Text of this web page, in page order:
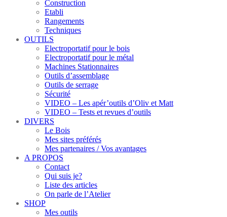
Construction
Etabli
Rangements
Techniques
OUTILS
Electroportatif pour le bois
Electroportatif pour le métal
Machines Stationnaires
Outils d’assemblage
Outils de serrage
Sécurité
VIDEO – Les apér’outils d’Oliv et Matt
VIDEO – Tests et revues d’outils
DIVERS
Le Bois
Mes sites préférés
Mes partenaires / Vos avantages
A PROPOS
Contact
Qui suis je?
Liste des articles
On parle de l’Atelier
SHOP
Mes outils